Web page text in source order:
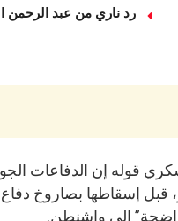
رد ناري من عبد
قوله إن الدفاعات
قبل إسقاطها بصاروخ
إلى واشنطن.